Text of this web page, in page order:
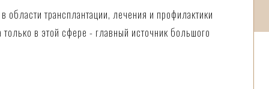
области трансплантации, лечения и профилактики
в этой сфере - главный источник большого